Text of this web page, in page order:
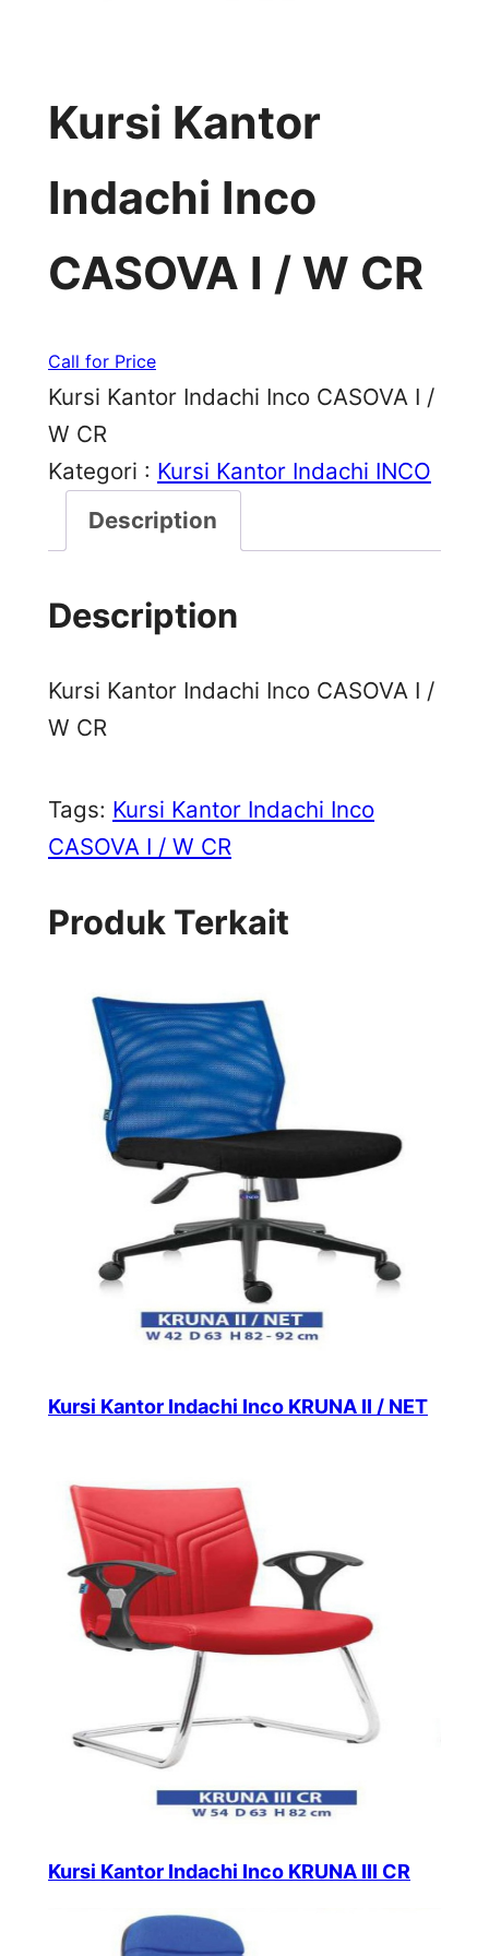
Kursi Kantor
Indachi Inco
CASOVA I / W CR
Call for Price
Kursi Kantor Indachi Inco CASOVA I /
W CR
Kategori : Kursi Kantor Indachi INCO
Description
Description
Kursi Kantor Indachi Inco CASOVA I /
W CR
Tags: Kursi Kantor Indachi Inco
CASOVA I / W CR
Produk Terkait
Kursi Kantor Indachi Inco KRUNA II / NET
Kursi Kantor Indachi Inco KRUNA III CR